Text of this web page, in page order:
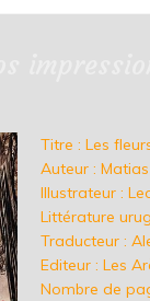
Titre : Les
Auteur :
Illustrateur :
Littérature
Traducteur :
Editeur : Les
Nombre de